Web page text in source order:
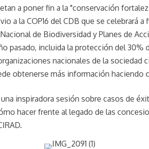
a poner fin a la "conservación
a la COP16 del CDB que se celebrará
de Biodiversidad y Planes de
pasado, incluida la protección del 30%
nacionales de la sociedad
obtenerse más información haciendo
inspiradora sesión sobre casos de
hacer frente al legado de las